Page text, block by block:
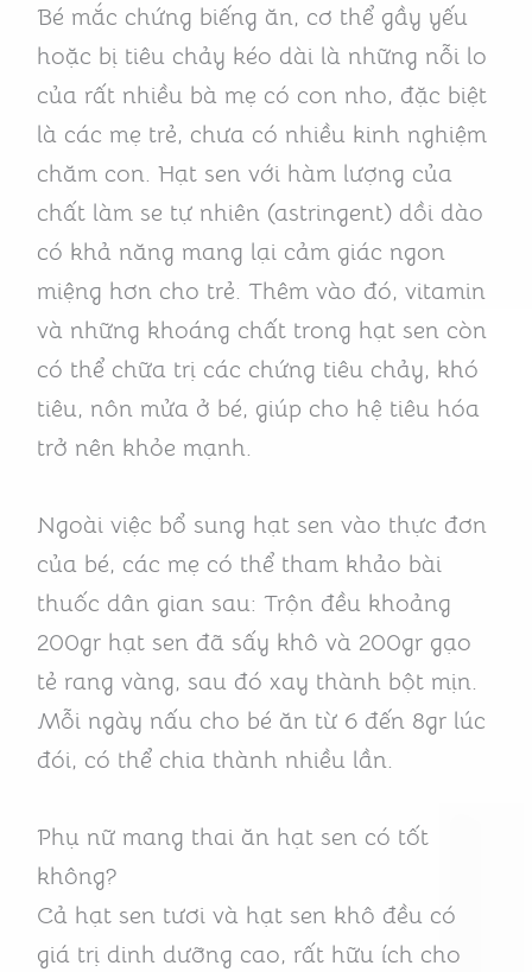
Bé mắc chứng biếng ăn, cơ thể gầy yếu
hoặc bị tiêu chảy kéo dài là những nỗi lo
của rất nhiều bà mẹ có con nho, đặc biệt
là các mẹ trẻ, chưa có nhiều kinh nghiệm
chăm con. Hạt sen với hàm lượng của
chất làm se tự nhiên (astringent) dồi dào
có khả năng mang lại cảm giác ngon
miệng hơn cho trẻ. Thêm vào đó, vitamin
và những khoáng chất trong hạt sen còn
có thể chữa trị các chứng tiêu chảy, khó
tiêu, nôn mửa ở bé, giúp cho hệ tiêu hóa
trở nên khỏe mạnh.
Ngoài việc bổ sung hạt sen vào thực đơn
của bé, các mẹ có thể tham khảo bài
thuốc dân gian sau: Trộn đều khoảng
200gr hạt sen đã sấy khô và 200gr gạo
tẻ rang vàng, sau đó xay thành bột mịn.
Mỗi ngày nấu cho bé ăn từ 6 đến 8gr lúc
đói, có thể chia thành nhiều lần.
Phụ nữ mang thai ăn hạt sen có tốt
không?
Cả hạt sen tươi và hạt sen khô đều có
giá trị dinh dưỡng cao, rất hữu ích cho